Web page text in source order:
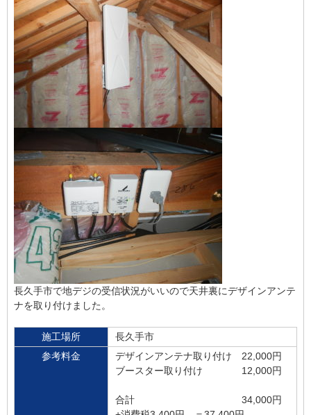
長久手市で地デジの受信状況がいいので天井裏にデザインアンテ
ナを取り付けました。
施工場所
長久手市
参考料金
デザインアンテナ取り付け 22,000円
ブースター取り付け 12,000円
合計 34,000円